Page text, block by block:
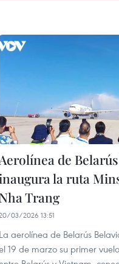
Aerolínea de
la ruta
Nha Trang
03/2026 13:51
La aerolínea de Belarús
19 de marzo su primer